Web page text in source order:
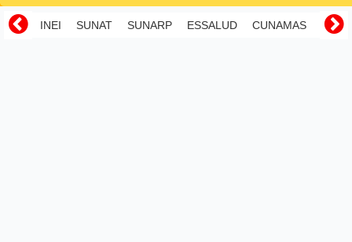
INEI SUNAT SUNARP ESSALUD CUNAMAS